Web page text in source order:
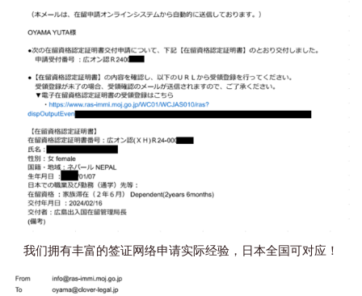
我们拥有丰富的签证网络申请实际经验，日本全国可对应！